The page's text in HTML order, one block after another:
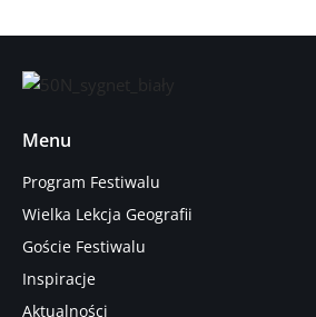
Menu
Program Festiwalu
Wielka Lekcja Geografii
Goście Festiwalu
Inspiracje
Aktualności